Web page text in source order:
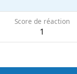
Score de réaction
1